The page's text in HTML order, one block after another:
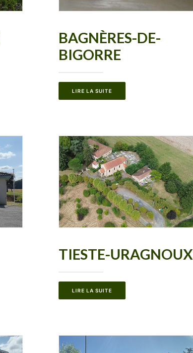
BAGNÈRES-DE-
BIGORRE
LIRE LA SUITE
TIESTE-URAGNOUX
LIRE LA SUITE